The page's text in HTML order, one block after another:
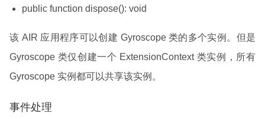
public function dispose(): void
该 AIR 应用程序可以创建 Gyroscope 类的多个实例。但是
Gyroscope 类仅创建一个 ExtensionContext 类实例，所有
Gyroscope 实例都可以共享该实例。
事件处理